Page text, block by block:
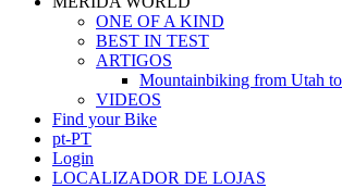
ONE OF A KIND
BEST IN TEST
ARTIGOS
Mountainbiking from Utah
VIDEOS
Find your Bike
pt-PT
Login
LOCALIZADOR DE LOJAS